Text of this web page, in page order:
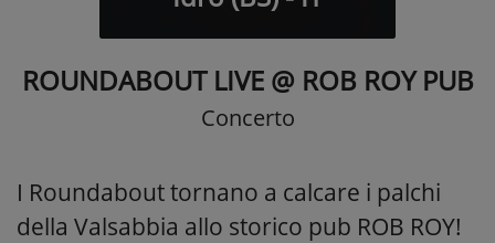
ROUNDABOUT LIVE @ ROB ROY PUB
Concerto
I Roundabout tornano a calcare i palchi
della Valsabbia allo storico pub ROB ROY!